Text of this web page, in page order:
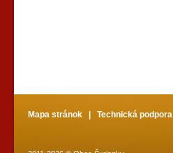
Mapa stránok Technická podpora